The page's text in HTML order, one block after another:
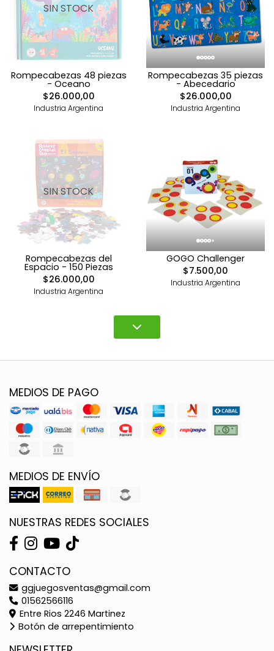
SIN STOCK
Rompecabezas 48 piezas
- Oceano
$26.000,00
Industria Argentina
Rompecabezas 35 piezas
- Abecedario
$26.000,00
Industria Argentina
SIN STOCK
Rompecabezas del
Espacio - 150 Piezas
$26.000,00
Industria Argentina
GOGO Challenger
$7.500,00
Industria Argentina
MEDIOS DE PAGO
MEDIOS DE ENVÍO
NUESTRAS REDES SOCIALES
CONTACTO
ggjuegosventas@gmail.com
01562566116
Entre Rios 2246 Martinez
Botón de arrepentimiento